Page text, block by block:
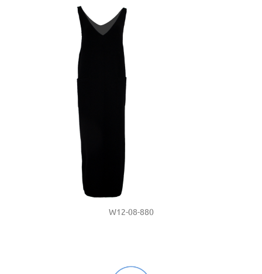
W12-08-880